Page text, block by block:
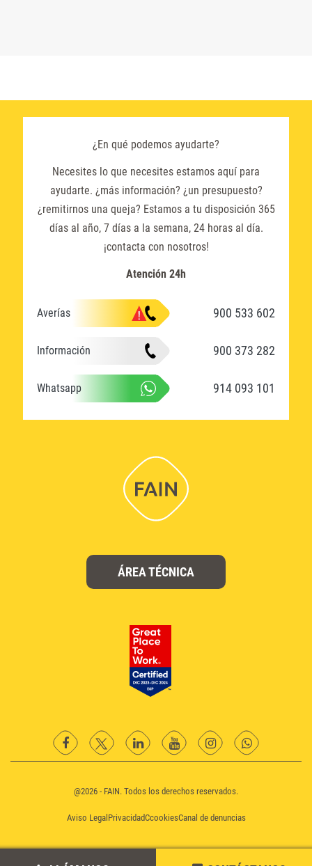
¿En qué podemos ayudarte?
Necesites lo que necesites estamos aquí para
ayudarte. ¿más información? ¿un presupuesto?
¿remitirnos una queja? Estamos a tu disposición 365
días al año, 7 días a la semana, 24 horas al día.
¡contacta con nosotros!
Atención 24h
Averías 900 533 602
Información 900 373 282
Whatsapp 914 093 101
ÁREA TÉCNICA
facebooktwitter LinkedinYouTubeinstagramWhatsapp
@2026 - FAIN. Todos los derechos reservados.
Aviso Legal PrivacidadCcookiesCanal de denuncias